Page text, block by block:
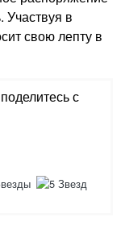
Участвуя в
свою лепту в
с